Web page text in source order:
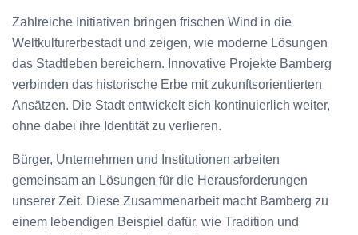
Zahlreiche Initiativen bringen frischen Wind in die
Weltkulturerbestadt und zeigen, wie moderne Lösungen
das Stadtleben bereichern. Innovative Projekte Bamberg
verbinden das historische Erbe mit zukunftsorientierten
Ansätzen. Die Stadt entwickelt sich kontinuierlich weiter,
ohne dabei ihre Identität zu verlieren.
Bürger, Unternehmen und Institutionen arbeiten
gemeinsam an Lösungen für die Herausforderungen
unserer Zeit. Diese Zusammenarbeit macht Bamberg zu
einem lebendigen Beispiel dafür, wie Tradition und